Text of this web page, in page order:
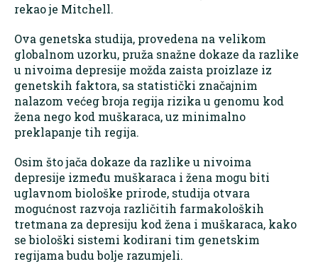
rekao je Mitchell.
Ova genetska studija, provedena na velikom
globalnom uzorku, pruža snažne dokaze da razlike
u nivoima depresije možda zaista proizlaze iz
genetskih faktora, sa statistički značajnim
nalazom većeg broja regija rizika u genomu kod
žena nego kod muškaraca, uz minimalno
preklapanje tih regija.
Osim što jača dokaze da razlike u nivoima
depresije između muškaraca i žena mogu biti
uglavnom biološke prirode, studija otvara
mogućnost razvoja različitih farmakoloških
tretmana za depresiju kod žena i muškaraca, kako
se biološki sistemi kodirani tim genetskim
regijama budu bolje razumjeli.